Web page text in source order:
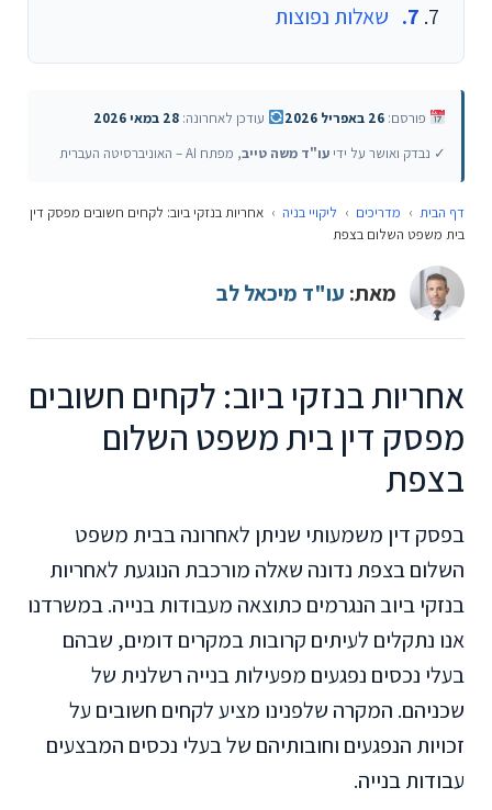
שאלות נפוצות
פורסם: 26 באפריל 2026 עודכן לאחרונה: 28 במאי 2026
✓ נבדק ואושר על ידי עו"ד משה טייב, מפתח AI – האוניברסיטה העברית
דף הבית › מדריכים › ליקויי בניה › אחריות בנזקי ביוב: לקחים חשובים מפסק דין
בית משפט השלום בצפת
מאת: עו"ד מיכאל לב
אחריות בנזקי ביוב: לקחים חשובים
מפסק דין בית משפט השלום
בצפת
בפסק דין משמעותי שניתן לאחרונה בבית משפט
השלום בצפת נדונה שאלה מורכבת הנוגעת לאחריות
בנזקי ביוב הנגרמים כתוצאה מעבודות בנייה. במשרדנו
אנו נתקלים לעיתים קרובות במקרים דומים, שבהם
בעלי נכסים נפגעים מפעילות בנייה רשלנית של
שכניהם. המקרה שלפנינו מציע לקחים חשובים על
זכויות הנפגעים וחובותיהם של בעלי נכסים המבצעים
עבודות בנייה.